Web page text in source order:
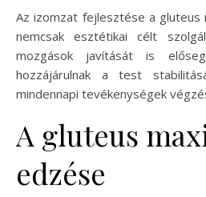
Az izomzat fejlesztése a
nemcsak esztétikai célt
mozgások javítását is
hozzájárulnak a test
mindennapi tevékenységek
A gluteus
edzése